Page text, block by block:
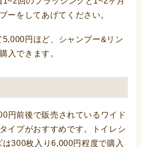
ーをしてあげてください。
5,000円ほど、シャンプー&リン
入できます。
円前後で販売されているワイド
イプがおすすめです。トイレシ
は300枚入り6,000円程度で購入